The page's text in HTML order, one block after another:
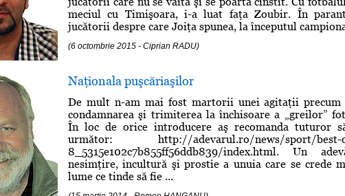
meciul cu Timişoara, i-a luat faţa Zoubir. În
jucătorii despre care Joiţa spunea, la începutul
(6 octombrie 2015 - Ciprian RADU)
Naţionala puşcăriaşilor
De mult n-am mai fost martorii unei agitaţii precum
condamnarea şi trimiterea la închisoare a „greilor”
În loc de orice introducere aş recomanda tuturor
următor: http://adevarul.ro/news/sport/best-of-
8_5315e102c7b855ff56ddb839/index.html. Un
nesimţire, incultură şi prostie a unuia care se crede
lume ce tinde să fie ...